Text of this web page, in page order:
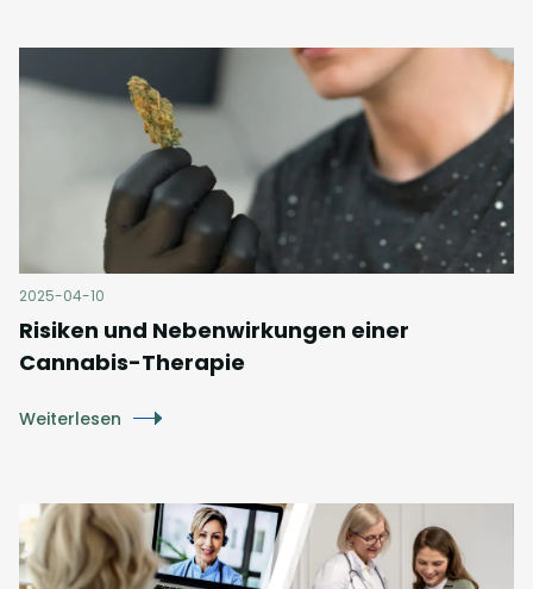
2025-04-10
Risiken und Nebenwirkungen einer
Cannabis-Therapie
Weiterlesen